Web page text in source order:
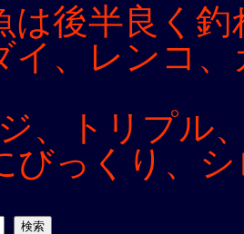
は後半良く
イ、レンコ
、トリプル
びっくり、
検索